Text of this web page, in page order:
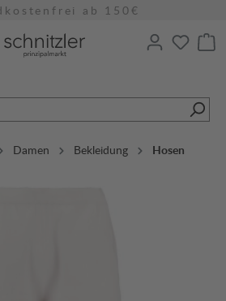
ab 150€
Damen Bekleidung Hosen